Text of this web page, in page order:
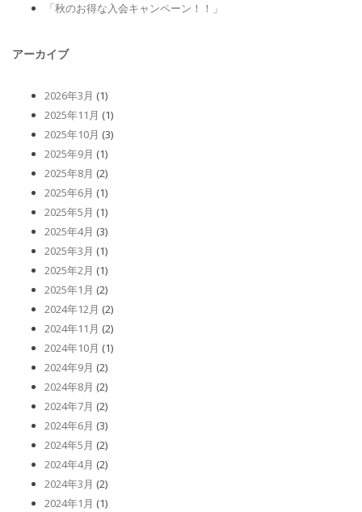
「秋のお得な入会キャンペーン！！」
アーカイブ
2026年3月 (1)
2025年11月 (1)
2025年10月 (3)
2025年9月 (1)
2025年8月 (2)
2025年6月 (1)
2025年5月 (1)
2025年4月 (3)
2025年3月 (1)
2025年2月 (1)
2025年1月 (2)
2024年12月 (2)
2024年11月 (2)
2024年10月 (1)
2024年9月 (2)
2024年8月 (2)
2024年7月 (2)
2024年6月 (3)
2024年5月 (2)
2024年4月 (2)
2024年3月 (2)
2024年1月 (1)